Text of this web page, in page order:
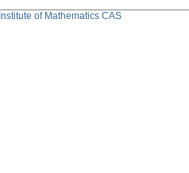
Institute of Mathematics CAS